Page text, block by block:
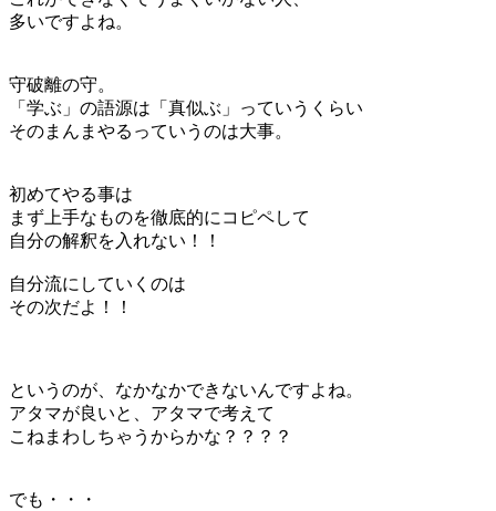
多いですよね。
守破離の守。
「学ぶ」の語源は「真似ぶ」っていうくらい
そのまんまやるっていうのは大事。
初めてやる事は
まず上手なものを徹底的にコピペして
自分の解釈を入れない！！
自分流にしていくのは
その次だよ！！
というのが、なかなかできないんですよね。
アタマが良いと、アタマで考えて
こねまわしちゃうからかな？？？？
でも・・・